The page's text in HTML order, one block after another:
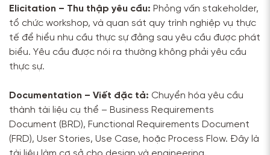
Elicitation – Thu thập yêu cầu: Phỏng vấn stakeholder,
tổ chức workshop, và quan sát quy trình nghiệp vụ thực
tế để hiểu nhu cầu thực sự đằng sau yêu cầu được phát
biểu. Yêu cầu được nói ra thường không phải yêu cầu
thực sự.
Documentation – Viết đặc tả: Chuyển hóa yêu cầu
thành tài liệu cụ thể – Business Requirements
Document (BRD), Functional Requirements Document
(FRD), User Stories, Use Case, hoặc Process Flow. Đây là